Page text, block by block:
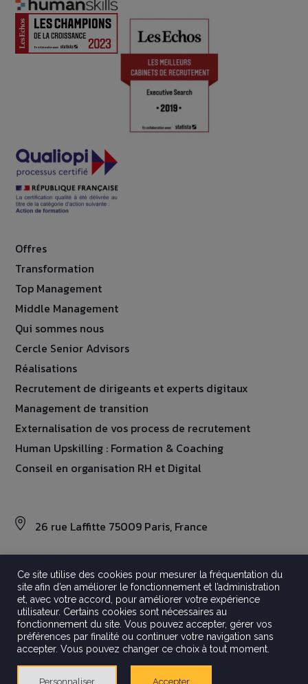
Offres
Transformation
Top Management
Middle Management
Qui sommes nous
Cercle Senior Advisors
Réalisations
Recrutement de dirigeants et experts digitaux
Management de transition
Externalisation de vos process de recrutement
Human Upskilling : Formation & Coaching
Conseil en organisation RH et Digital
26 rue Laffitte 75009 Paris, France
©2026 Aravati
Tout droits réservés
Mentions légales
Politique de confidentialité
Crédits
Ce site utilise des cookies pour mesurer la fréquentation du
site afin d’en améliorer le fonctionnement et l’administration
et, avec votre accord, pour améliorer votre expérience
utilisateur. Certains cookies sont nécessaires au
fonctionnement du site. Vous pouvez accepter, gérer vos
préférences par finalité ou continuer votre navigation sans
accepter. Vous pouvez changer ce choix à tout moment.
Personnaliser Accepter